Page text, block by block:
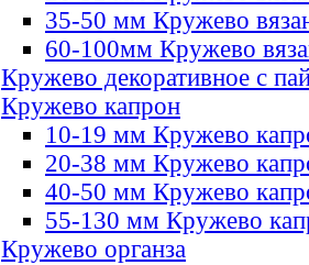
35-50 мм Кружево
60-100мм Кружево
Кружево декоративное с
Кружево капрон
10-19 мм Кружево
20-38 мм Кружево
40-50 мм Кружево
55-130 мм Кружево
Кружево органза